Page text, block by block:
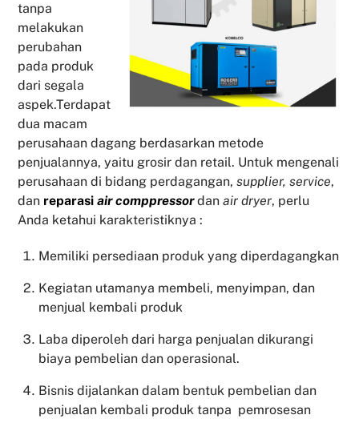
tanpa
melakukan
perubahan
pada produk
dari segala
aspek.Terdapat
dua macam
perusahaan dagang berdasarkan metode
penjualannya, yaitu grosir dan retail. Untuk mengenali
perusahaan di bidang perdagangan,supplier, service,
dan reparasiair comppressordanair dryer, perlu
Anda ketahui karakteristiknya :
Memiliki persediaan produk yang diperdagangkan
Kegiatan utamanya membeli, menyimpan, dan
menjual kembali produk
Laba diperoleh dari harga penjualan dikurangi
biaya pembelian dan operasional.
Bisnis dijalankan dalam bentuk pembelian dan
penjualan kembali produk tanpa pemrosesan